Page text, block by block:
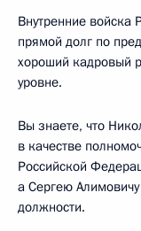
Внутренние войска
прямой долг по
хороший кадровый
уровне.
Вы знаете, что
в качестве
Российской
а Сергею
должности.